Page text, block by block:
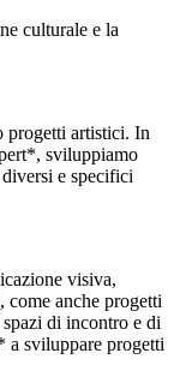
culturale e la
progetti artistici. In
sviluppiamo
e specifici
visiva,
come anche progetti
di incontro e di
a sviluppare progetti